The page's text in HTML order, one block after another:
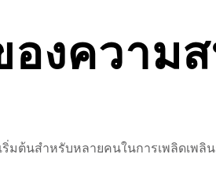
องความ
มต้นสำหรับหลายคนในการเพลิดเพลิ